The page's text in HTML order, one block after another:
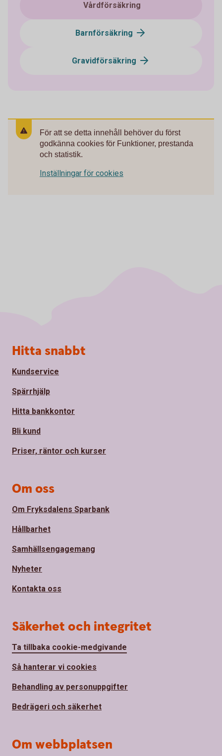
Vårdförsäkring
Barnförsäkring
Gravidförsäkring
För att se detta innehåll behöver du först
godkänna cookies för Funktioner, prestanda
och statistik.
Inställningar för cookies
Sidfot
Hitta snabbt
Kundservice
Spärrhjälp
Hitta bankkontor
Bli kund
Priser, räntor och kurser
Om oss
Om Fryksdalens Sparbank
Hållbarhet
Samhällsengagemang
Nyheter
Kontakta oss
Säkerhet och integritet
Ta tillbaka cookie-medgivande
Så hanterar vi cookies
Behandling av personuppgifter
Bedrägeri och säkerhet
Om webbplatsen